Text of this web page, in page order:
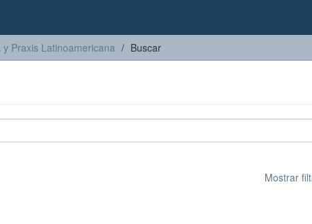
y Praxis Latinoamericana Buscar
Mostrar